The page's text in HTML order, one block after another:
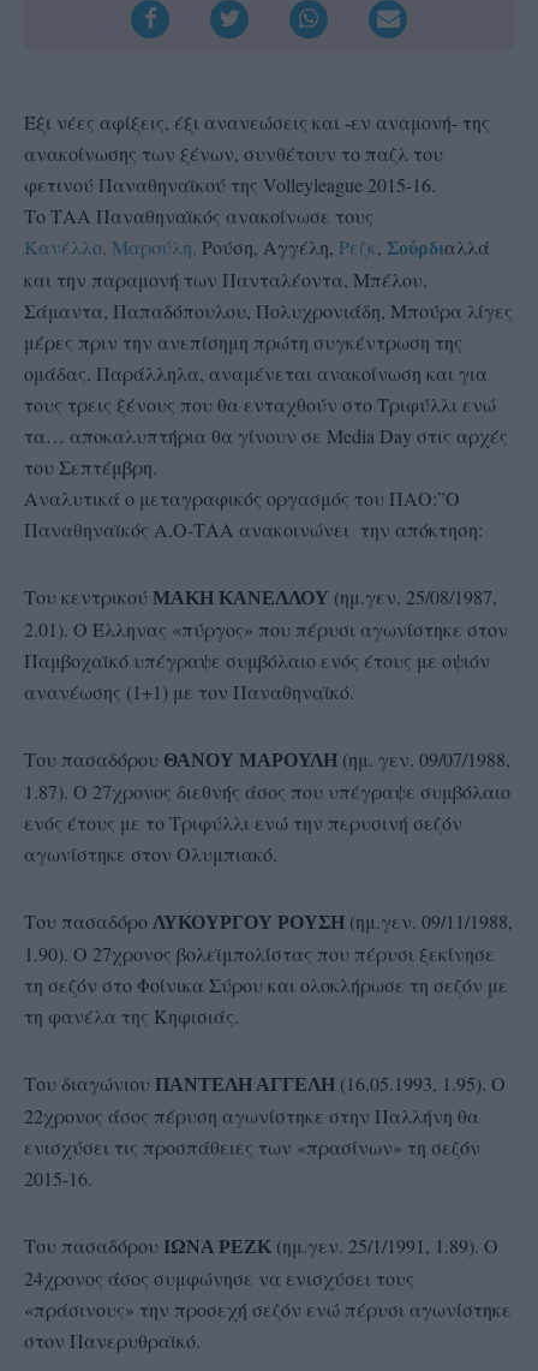
Έξι νέες αφίξεις, έξι ανανεώσεις και -εν αναμονή- της
ανακοίνωσης των ξένων, συνθέτουν το παζλ του
φετινού Παναθηναϊκού της Volleyleague 2015-16.
Το ΤΑΑ Παναθηναϊκός ανακοίνωσε τους
Κανέλλο, Μαρούλη, Ρούση, Αγγέλη, Ρεζκ, Σούρδιαλλά
και την παραμονή των Πανταλέοντα, Μπέλου,
Σάμαντα, Παπαδόπουλου, Πολυχρονιάδη, Μπούρα λίγες
μέρες πριν την ανεπίσημη πρώτη συγκέντρωση της
ομάδας. Παράλληλα, αναμένεται ανακοίνωση και για
τους τρεις ξένους που θα ενταχθούν στο Τριφύλλι ενώ
τα… αποκαλυπτήρια θα γίνουν σε Media Day στις αρχές
του Σεπτέμβρη.
Αναλυτικά ο μεταγραφικός οργασμός του ΠΑΟ:”Ο
Παναθηναϊκός Α.Ο-ΤΑΑ ανακοινώνει την απόκτηση:
Του κεντρικού ΜΑΚΗ ΚΑΝΕΛΛΟΥ (ημ.γεν. 25/08/1987,
2.01). Ο Έλληνας «πύργος» που πέρυσι αγωνίστηκε στον
Παμβοχαϊκό υπέγραψε συμβόλαιο ενός έτους με οψιόν
ανανέωσης (1+1) με τον Παναθηναϊκό.
Του πασαδόρου ΘΑΝΟΥ ΜΑΡΟΥΛΗ (ημ. γεν. 09/07/1988,
1.87). Ο 27χρονος διεθνής άσος που υπέγραψε συμβόλαιο
ενός έτους με το Τριφύλλι ενώ την περυσινή σεζόν
αγωνίστηκε στον Ολυμπιακό.
Του πασαδόρο ΛΥΚΟΥΡΓΟΥ ΡΟΥΣΗ (ημ.γεν. 09/11/1988,
1.90). Ο 27χρονος βολεϊμπολίστας που πέρυσι ξεκίνησε
τη σεζόν στο Φοίνικα Σύρου και ολοκλήρωσε τη σεζόν με
τη φανέλα της Κηφισιάς.
Του διαγώνιου ΠΑΝΤΕΛΗ ΑΓΓΕΛΗ (16.05.1993, 1.95). Ο
22χρονος άσος πέρυση αγωνίστηκε στην Παλλήνη θα
ενισχύσει τις προσπάθειες των «πρασίνων» τη σεζόν
2015-16.
Του πασαδόρου ΙΩΝΑ ΡΕΖΚ (ημ.γεν. 25/1/1991, 1.89). Ο
24χρονος άσος συμφώνησε να ενισχύσει τους
«πράσινους» την προσεχή σεζόν ενώ πέρυσι αγωνίστηκε
στον Πανερυθραϊκό.